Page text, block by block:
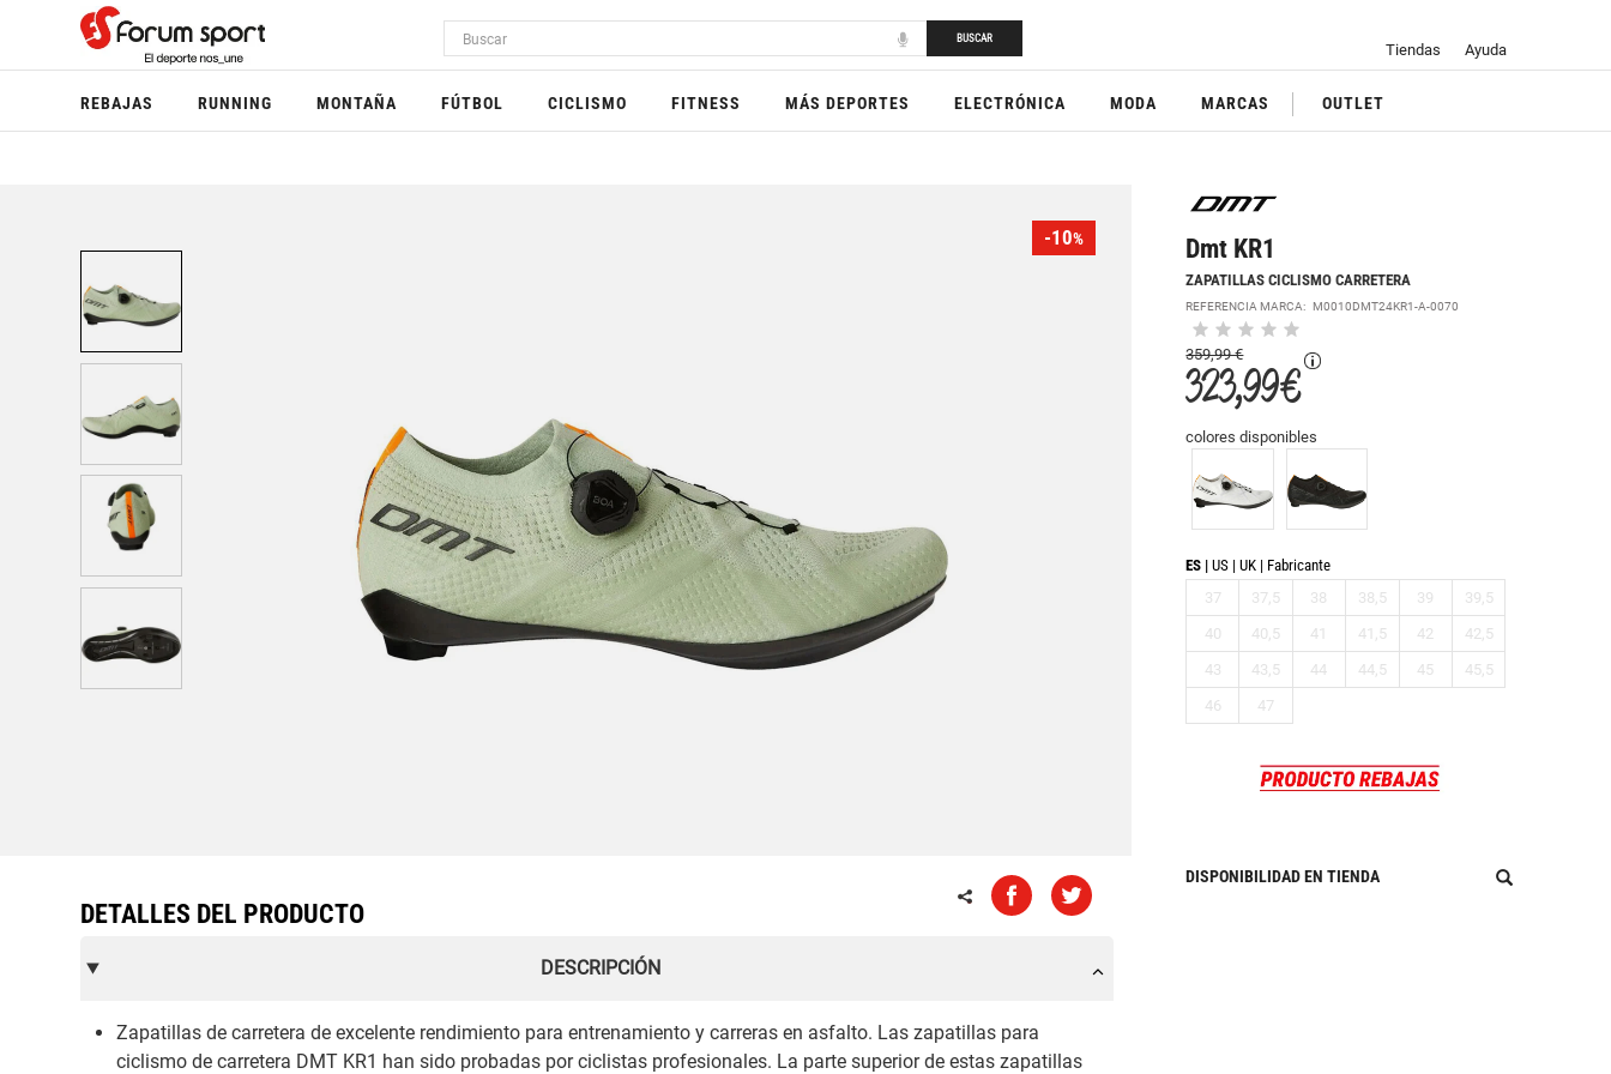
BUSCAR
Tiendas Ayuda
REBAJAS RUNNING MONTAÑA FÚTBOL CICLISMO FITNESS MÁS DEPORTES ELECTRÓNICA MODA MARCAS OUTLET
Dmt KR1
ZAPATILLAS CICLISMO CARRETERA
REFERENCIA MARCA:M0010DMT24KR1-A-0070
359,99 €
323,99 €
colores disponibles
ES US UK
Fabricante
37
37,5 38 38,5 39
39,5
40
40,5 41 41,5 42
42,5
43
43,5 44 44,5 45
45,5
46
47
DISPONIBILIDAD EN TIENDA
-10%
DETALLES DEL PRODUCTO
DESCRIPCIÓN
Zapatillas de carretera de excelente rendimiento para entrenamiento y carreras en asfalto. Las zapatillas para
ciclismo de carretera DMT KR1 han sido probadas por ciclistas profesionales. La parte superior de estas zapatillas